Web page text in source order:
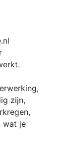
zijn,
wat je